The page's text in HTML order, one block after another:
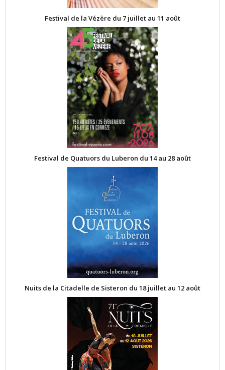
Festival de la Vézère du 7 juillet au 11 août
Festival de Quatuors du Luberon du 14 au 28 août
Nuits de la Citadelle de Sisteron du 18 juillet au 12 août